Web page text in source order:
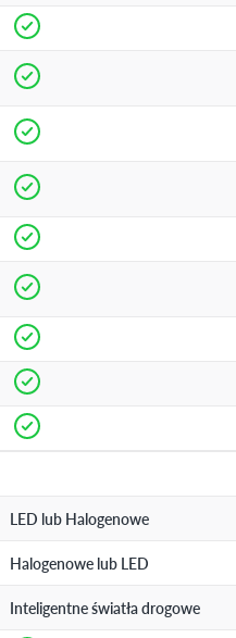
LED lub Halogenowe
Halogenowe lub LED
Inteligentne światła drogowe